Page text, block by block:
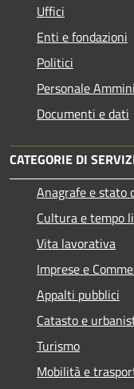
Uffici
Enti e fondazioni
Politici
Personale
Documenti e dati
CATEGORIE DI
Anagrafe e stato
Cultura e tempo
Vita lavorativa
Imprese e
Appalti pubblici
Catasto e
Turismo
Mobilità e